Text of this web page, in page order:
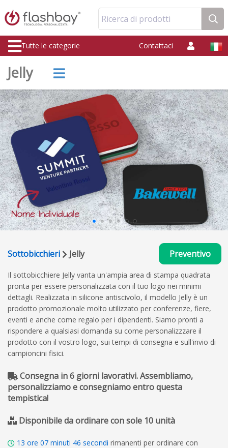
Ricerca di prodotti
Tutte le categorie Contattaci
Jelly
Sottobicchieri Jelly Preventivo
Il sottobicchiere Jelly vanta un'ampia area di stampa quadrata
pronta per essere personalizzata con il tuo logo nei minimi
dettagli. Realizzata in silicone antiscivolo, il modello Jelly è un
prodotto promozionale molto utilizzato per conferenze, fiere,
eventi e anche come regalo per i dipendenti. Siamo pronti a
rispondere a qualsiasi domanda su come personalizzzare il
prodotto con il vostro logo, sui tempi di consegna e sull'invio di
campioncini fisici.
Consegna in 6 giorni lavorativi. Assembliamo,
personalizziamo e consegniamo entro questa
tempistica!
Disponibile da ordinare con sole 10 unità
13 ore 07 minuti 46 secondi rimanenti per ordinare con